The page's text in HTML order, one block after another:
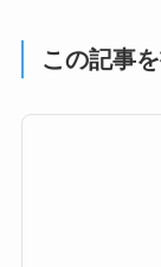
この記事